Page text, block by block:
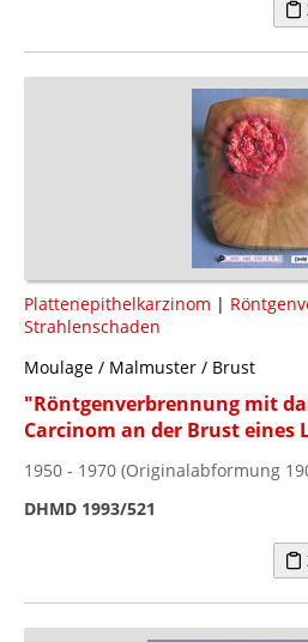
Plattenepithelkarzinom |
Strahlenschaden
Moulage / Malmuster / Brust
"Röntgenverbrennung mit
Carcinom an der Brust eines
1950 - 1970 (Originalabformung
DHMD 1993/521